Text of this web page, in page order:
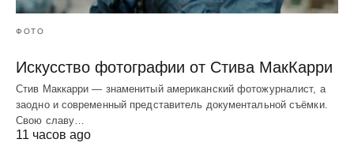
ФОТО
Искусство фотографии от Стива МакКарри
Стив Маккарри — знаменитый американский фотожурналист, а
заодно и современный представитель документальной съёмки.
Свою славу…
11 часов ago